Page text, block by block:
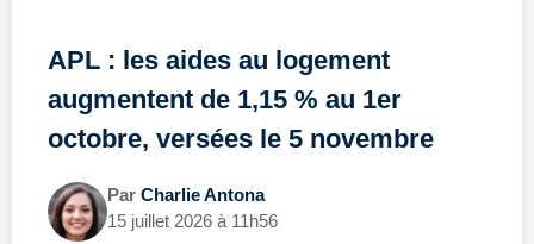
APL : les aides au logement
augmentent de 1,15 % au 1er
octobre, versées le 5 novembre
Par Charlie Antona
15 juillet 2026 à 11h56